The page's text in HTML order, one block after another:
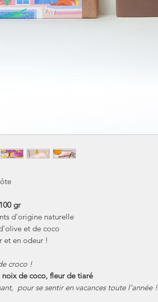
gr
d’origine naturelle
et de coco
et en odeur !
croco !
de coco, fleur de tiaré
pour se sentir en vacances toute l’année !